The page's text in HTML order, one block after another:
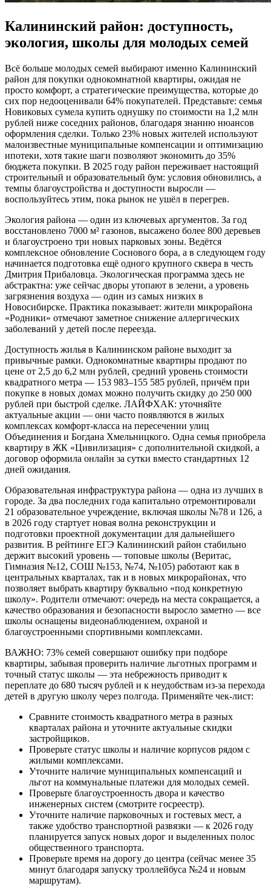
Калининский район: доступность,
экология, школы для молодых семей
Всё больше молодых семей выбирают именно Калининский
район для покупки однокомнатной квартиры, ожидая не
просто комфорт, а стратегические преимущества, которые до
сих пор недооценивали 64% покупателей. Представьте: семья
Новиковых сумела купить однушку по стоимости на 1,2 млн
рублей ниже соседних районов, благодаря знанию нюансов
оформления сделки. Только 23% новых жителей используют
малоизвестные муниципальные компенсации и оптимизацию
ипотеки, хотя такие шаги позволяют экономить до 35%
бюджета покупки. В 2025 году район переживает настоящий
строительный и образовательный бум: условия обновились, а
темпы благоустройства и доступности выросли —
воспользуйтесь этим, пока рынок не ушёл в перегрев.
Экология района — один из ключевых аргументов. За год
восстановлено 7000 м² газонов, высажено более 800 деревьев
и благоустроено три новых парковых зоны. Ведётся
комплексное обновление Соснового бора, а в следующем году
начинается подготовка ещё одного крупного сквера в честь
Дмитрия Прибаловца. Экологическая программа здесь не
абстрактна: уже сейчас дворы утопают в зелени, а уровень
загрязнения воздуха — один из самых низких в
Новосибирске. Практика показывает: жители микрорайона
«Родники» отмечают заметное снижение аллергических
заболеваний у детей после переезда.
Доступность жилья в Калининском районе выходит за
привычные рамки. Однокомнатные квартиры продают по
цене от 2,5 до 6,2 млн рублей, средний уровень стоимости
квадратного метра — 153 983–155 585 рублей, причём при
покупке в новых домах можно получить скидку до 250 000
рублей при быстрой сделке. ЛАЙФХАК: уточняйте
актуальные акции — они часто появляются в жилых
комплексах комфорт-класса на пересечении улиц
Объединения и Богдана Хмельницкого. Одна семья приобрела
квартиру в ЖК «Цивилизация» с дополнительной скидкой, а
договор оформила онлайн за сутки вместо стандартных 12
дней ожидания.
Образовательная инфраструктура района — одна из лучших в
городе. За два последних года капитально отремонтировали
21 образовательное учреждение, включая школы №78 и 126, а
в 2026 году стартует новая волна реконструкции и
подготовки проектной документации для дальнейшего
развития. В рейтинге ЕГЭ Калининский район стабильно
держит высокий уровень — топовые школы (Веритас,
Гимназия №12, СОШ №153, №74, №105) работают как в
центральных кварталах, так и в новых микрорайонах, что
позволяет выбрать квартиру буквально «под конкретную
школу». Родители отмечают: очередь на места сокращается, а
качество образования и безопасности выросло заметно — все
школы оснащены видеонаблюдением, охраной и
благоустроенными спортивными комплексами.
ВАЖНО: 73% семей совершают ошибку при подборе
квартиры, забывая проверить наличие льготных программ и
точный статус школы — эта небрежность приводит к
переплате до 680 тысяч рублей и к неудобствам из-за перехода
детей в другую школу через полгода. Применяйте чек-лист:
Сравните стоимость квадратного метра в разных
кварталах района и уточните актуальные скидки
застройщиков.
Проверьте статус школы и наличие корпусов рядом с
жилыми комплексами.
Уточните наличие муниципальных компенсаций и
льгот на коммунальные платежи для молодых семей.
Проверьте благоустроенность двора и качество
инженерных систем (смотрите госреестр).
Уточните наличие парковочных и гостевых мест, а
также удобство транспортной развязки — к 2026 году
планируется запуск новых дорог и выделенных полос
общественного транспорта.
Проверьте время на дорогу до центра (сейчас менее 35
минут благодаря запуску троллейбуса №24 и новым
маршрутам).